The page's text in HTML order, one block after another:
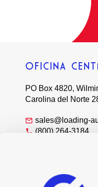
OFICINA
PO Box 4820,
Carolina del Norte
sales@loading-
(800) 264-3184